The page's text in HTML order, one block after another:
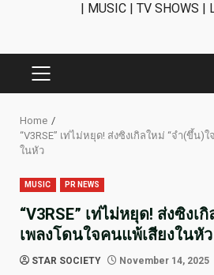
| MUSIC | TV SHOWS |
PRIMARY
Home
“V3RSE” เท่ไม่หยุด! ส่งซิงเกิลใหม่ “จำ(ขึ้น)
ในหัว
MUSIC PR NEWS
“V3RSE” เท่ไม่หยุด! ส่งซิงเ
เพลงโดนใจคนแพ้เสียงในหัว
STAR SOCIETY November 14, 2025